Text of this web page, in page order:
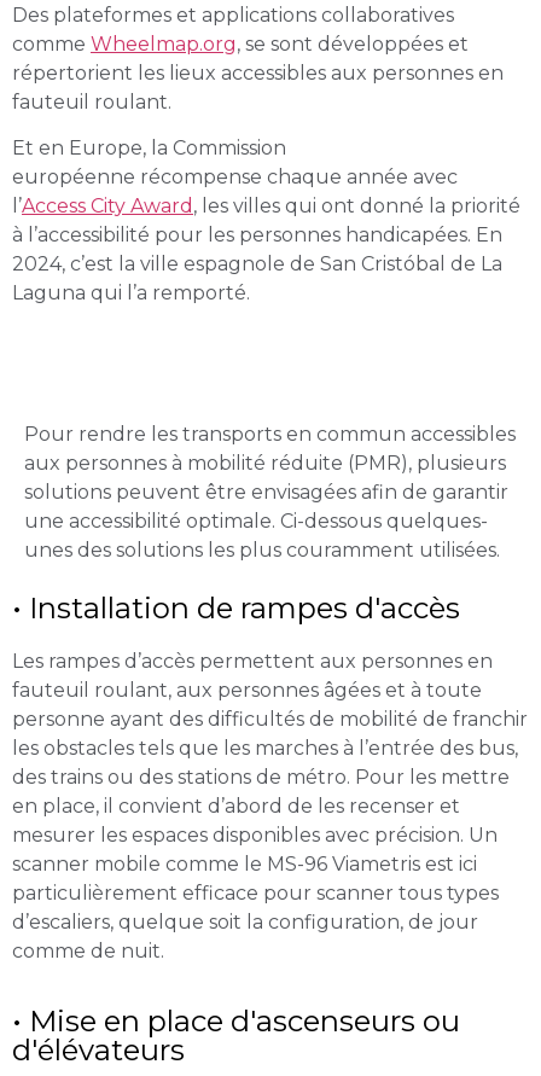
Des plateformes et applications collaboratives
comme Wheelmap.org, se sont développées et
répertorient les lieux accessibles aux personnes en
fauteuil roulant.
Et en Europe, la Commission
européenne récompense chaque année avec
l’Access City Award , les villes qui ont donné la priorité
à l’accessibilité pour les personnes handicapées. En
2024, c’est la ville espagnole de San Cristóbal de La
Laguna qui l’a remporté.
Pour rendre les transports en commun accessibles
aux personnes à mobilité réduite (PMR), plusieurs
solutions peuvent être envisagées afin de garantir
une accessibilité optimale. Ci-dessous quelques-
unes des solutions les plus couramment utilisées.
• Installation de rampes d'accès
Les rampes d’accès permettent aux personnes en
fauteuil roulant, aux personnes âgées et à toute
personne ayant des difficultés de mobilité de franchir
les obstacles tels que les marches à l’entrée des bus,
des trains ou des stations de métro. Pour les mettre
en place, il convient d’abord de les recenser et
mesurer les espaces disponibles avec précision. Un
scanner mobile comme le MS-96 Viametris est ici
particulièrement efficace pour scanner tous types
d’escaliers, quelque soit la configuration, de jour
comme de nuit.
• Mise en place d'ascenseurs ou
d'élévateurs